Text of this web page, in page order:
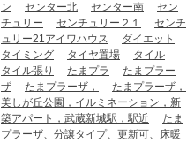
ン
センター北 センター南
セン
チュリー
センチュリー２１
センチ
ュリー21アイワハウス
ダイエット
タイミング
タイヤ置場
タイル
タイル張り
たまプラ
たまプラー
ザ
たまプラーザ，
たまプラーザ，
美しが丘公園，イルミネーション，新
築アパート，武蔵新城駅，駅近
たま
プラーザ、分譲タイプ、更新可、床暖